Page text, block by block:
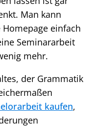
Man kann
einfach
Seminararbeit
mehr.
der Grammatik
kaufen,